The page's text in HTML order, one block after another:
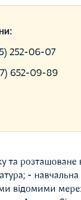
252-06-07
652-09-89
розташоване
-
відомими